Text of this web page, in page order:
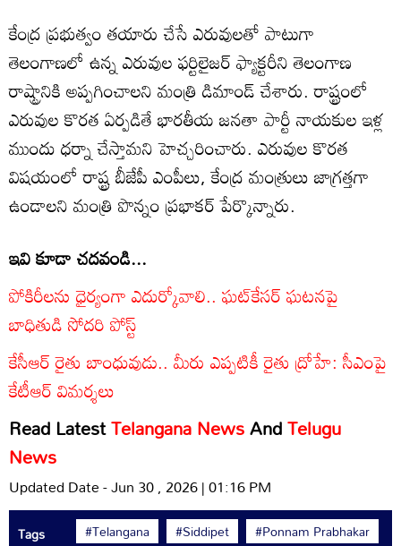
కేంద్ర ప్రభుత్వం తయారు చేసే ఎరువులతో పాటుగా
తెలంగాణలో ఉన్న ఎరువుల ఫర్టిలైజర్ ఫ్యాక్టరీని తెలంగాణ
రాష్ట్రానికి అప్పగించాలని మంత్రి డిమాండ్ చేశారు. రాష్ట్రంలో
ఎరువుల కొరత ఏర్పడితే భారతీయ జనతా పార్టీ నాయకుల ఇళ్ల
ముందు ధర్నా చేస్తామని హెచ్చరించారు. ఎరువుల కొరత
విషయంలో రాష్ట్ర బీజేపీ ఎంపీలు, కేంద్ర మంత్రులు జాగ్రత్తగా
ఉండాలని మంత్రి పొన్నం ప్రభాకర్ పేర్కొన్నారు.
ఇవి కూడా చదవండి...
పోకిరీలను ధైర్యంగా ఎదుర్కోవాలి.. ఘట్‌కేసర్‌ ఘటనపై
బాధితుడి సోదరి పోస్ట్
కేసీఆర్ రైతు బాంధువుడు.. మీరు ఎప్పటికీ రైతు ద్రోహే: సీఎంపై
కేటీఆర్ విమర్శలు
Read LatestTelangana NewsAndTelugu
News
Updated Date - Jun 30 , 2026 | 01:16 PM
Tags #Telangana #Siddipet #Ponnam Prabhakar